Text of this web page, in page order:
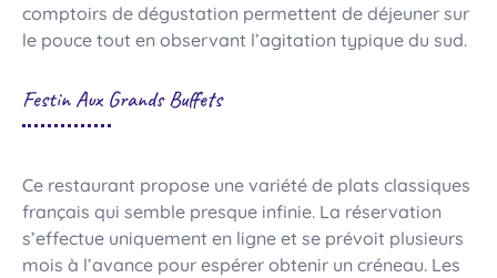
comptoirs de dégustation permettent de déjeuner sur
le pouce tout en observant l’agitation typique du sud.
Festin Aux Grands Buffets
Ce restaurant propose une variété de plats classiques
français qui semble presque infinie. La réservation
s’effectue uniquement en ligne et se prévoit plusieurs
mois à l’avance pour espérer obtenir un créneau. Les